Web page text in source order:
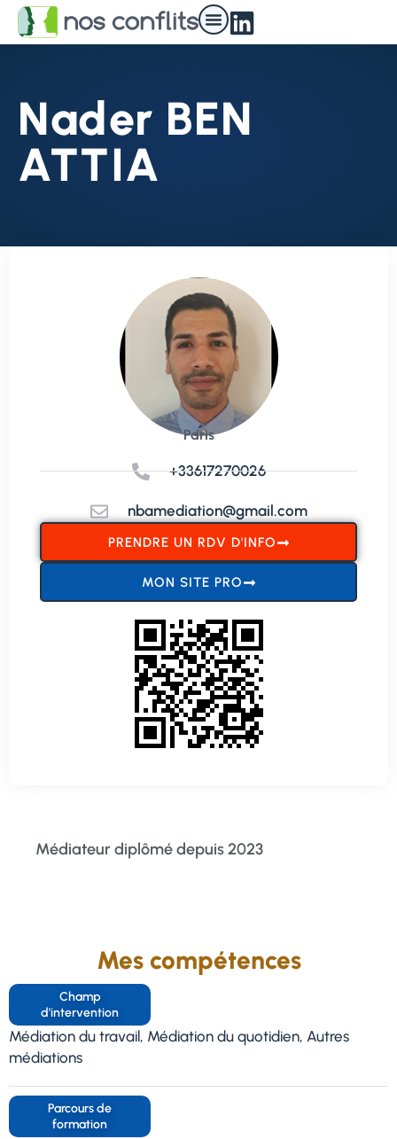
Nader BEN
ATTIA
Paris
+33617270026
nbamediation@gmail.com
PRENDRE UN RDV D'INFO
MON SITE PRO
Médiateur diplômé depuis 2023
Mes compétences
Champ
d'intervention
Médiation du travail, Médiation du quotidien, Autres
médiations
Parcours de
formation